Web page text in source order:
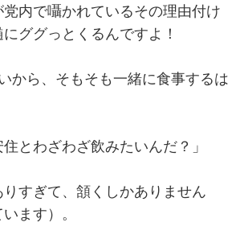
内で囁かれているその理由付け
ググっとくるんですよ！
から、そもそも一緒に食事するは
とわざわざ飲みたいんだ？」
すぎて、頷くしかありません
ます）。